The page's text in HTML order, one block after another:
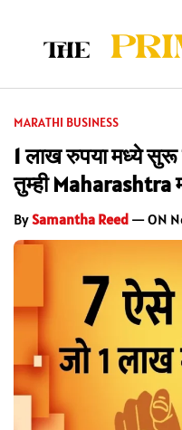
MARATHI BUSINESS
1 लाख रुपया मध्ये सुरू
तुम्ही
BySamantha Reed — ON